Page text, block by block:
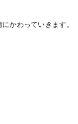
かわっていきます。